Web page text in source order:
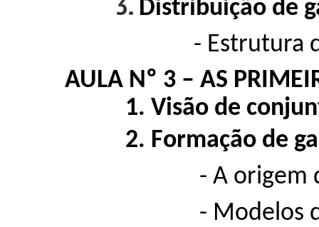
Distribuição de
- Estrutura de
AULA Nº 3 – AS
1. Visão de
2. Formação de
- A origem das
- Modelos de